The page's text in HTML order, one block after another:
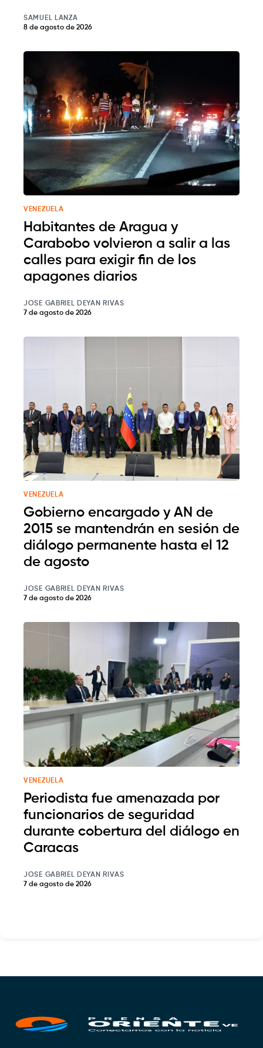
SAMUEL LANZA
8 de agosto de 2026
VENEZUELA
Habitantes de Aragua y
Carabobo volvieron a salir a las
calles para exigir fin de los
apagones diarios
JOSE GABRIEL DEYAN RIVAS
7 de agosto de 2026
VENEZUELA
Gobierno encargado y AN de
2015 se mantendrán en sesión de
diálogo permanente hasta el 12
de agosto
JOSE GABRIEL DEYAN RIVAS
7 de agosto de 2026
VENEZUELA
Periodista fue amenazada por
funcionarios de seguridad
durante cobertura del diálogo en
Caracas
JOSE GABRIEL DEYAN RIVAS
7 de agosto de 2026